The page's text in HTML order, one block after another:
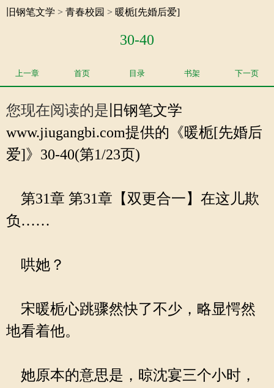
旧钢笔文学 > 青春校园 > 暖栀[先婚后爱]
30-40
上一章 首页 目录 书架 下一页
您现在阅读的是 旧钢笔文学
www.jiugangbi.com提供的《暖栀[先婚后
爱]》30-40(第1/23页)
第31章 第31章【双更合一】在这儿欺
负……
哄她？
宋暖栀心跳骤然快了不少，略显愕然
地看着他。
她原本的意思是，晾沈宴三个小时，